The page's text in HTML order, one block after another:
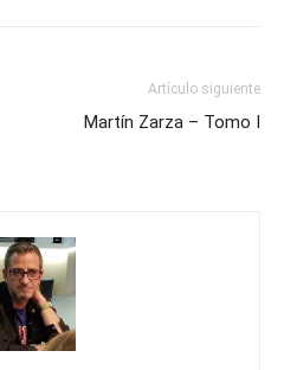
Artículo siguiente
Martín Zarza – Tomo I